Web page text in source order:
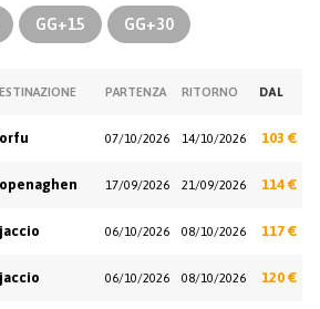
GG+15 GG+30
PARTENZA RITORNO DAL
07/10/2026 14/10/2026 103 €
17/09/2026 21/09/2026 114 €
06/10/2026 08/10/2026 117 €
06/10/2026 08/10/2026 120 €